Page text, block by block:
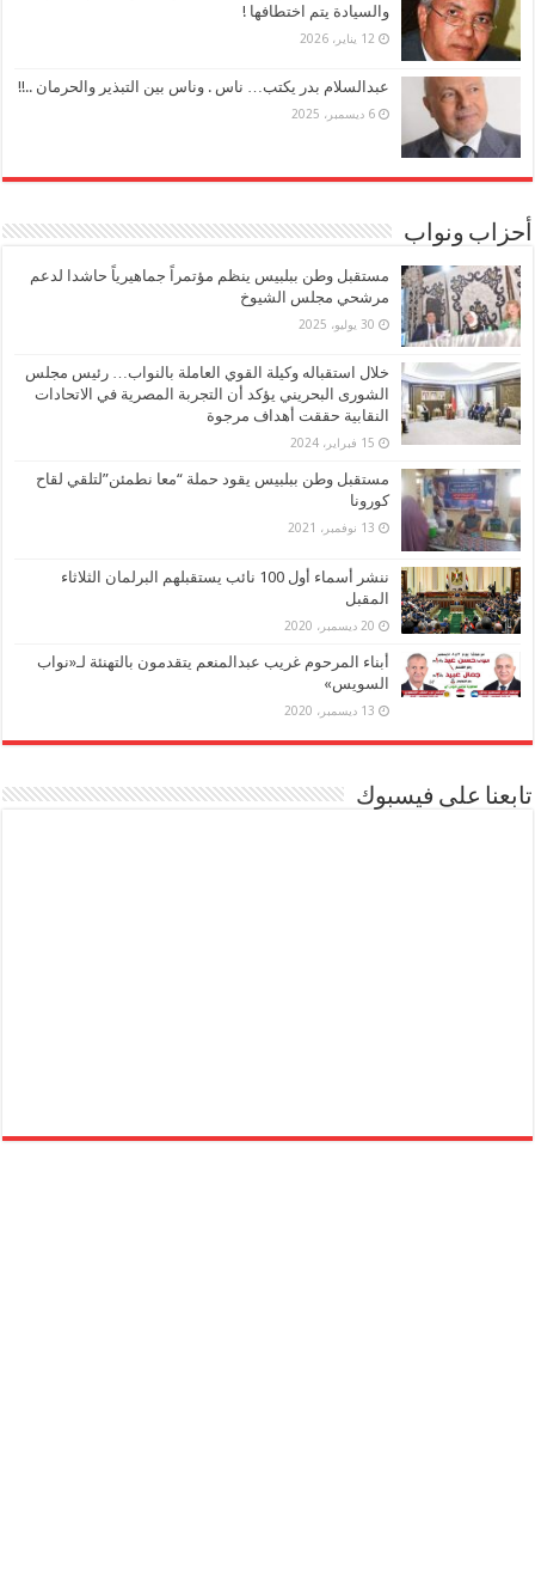
والسيادة يتم اختطافها !
12 يناير، 2026
عبدالسلام بدر يكتب… ناس . وناس بين التبذير والحرمان ..!!
6 ديسمبر، 2025
أحزاب ونواب
مستقبل وطن ببلبيس ينظم مؤتمراً جماهيرياً حاشدا لدعم
مرشحي مجلس الشيوخ
30 يوليو، 2025
خلال استقباله وكيلة القوي العاملة بالنواب… رئيس مجلس
الشورى البحريني يؤكد أن التجربة المصرية في الاتحادات
النقابية حققت أهداف مرجوة
15 فبراير، 2024
مستقبل وطن ببلبيس يقود حملة “معا نطمئن”لتلقي لقاح
كورونا
13 نوفمبر، 2021
ننشر أسماء أول 100 نائب يستقبلهم البرلمان الثلاثاء
المقبل
20 ديسمبر، 2020
أبناء المرحوم غريب عبدالمنعم يتقدمون بالتهنئة لـ«نواب
السويس»
13 ديسمبر، 2020
تابعنا على فيسبوك